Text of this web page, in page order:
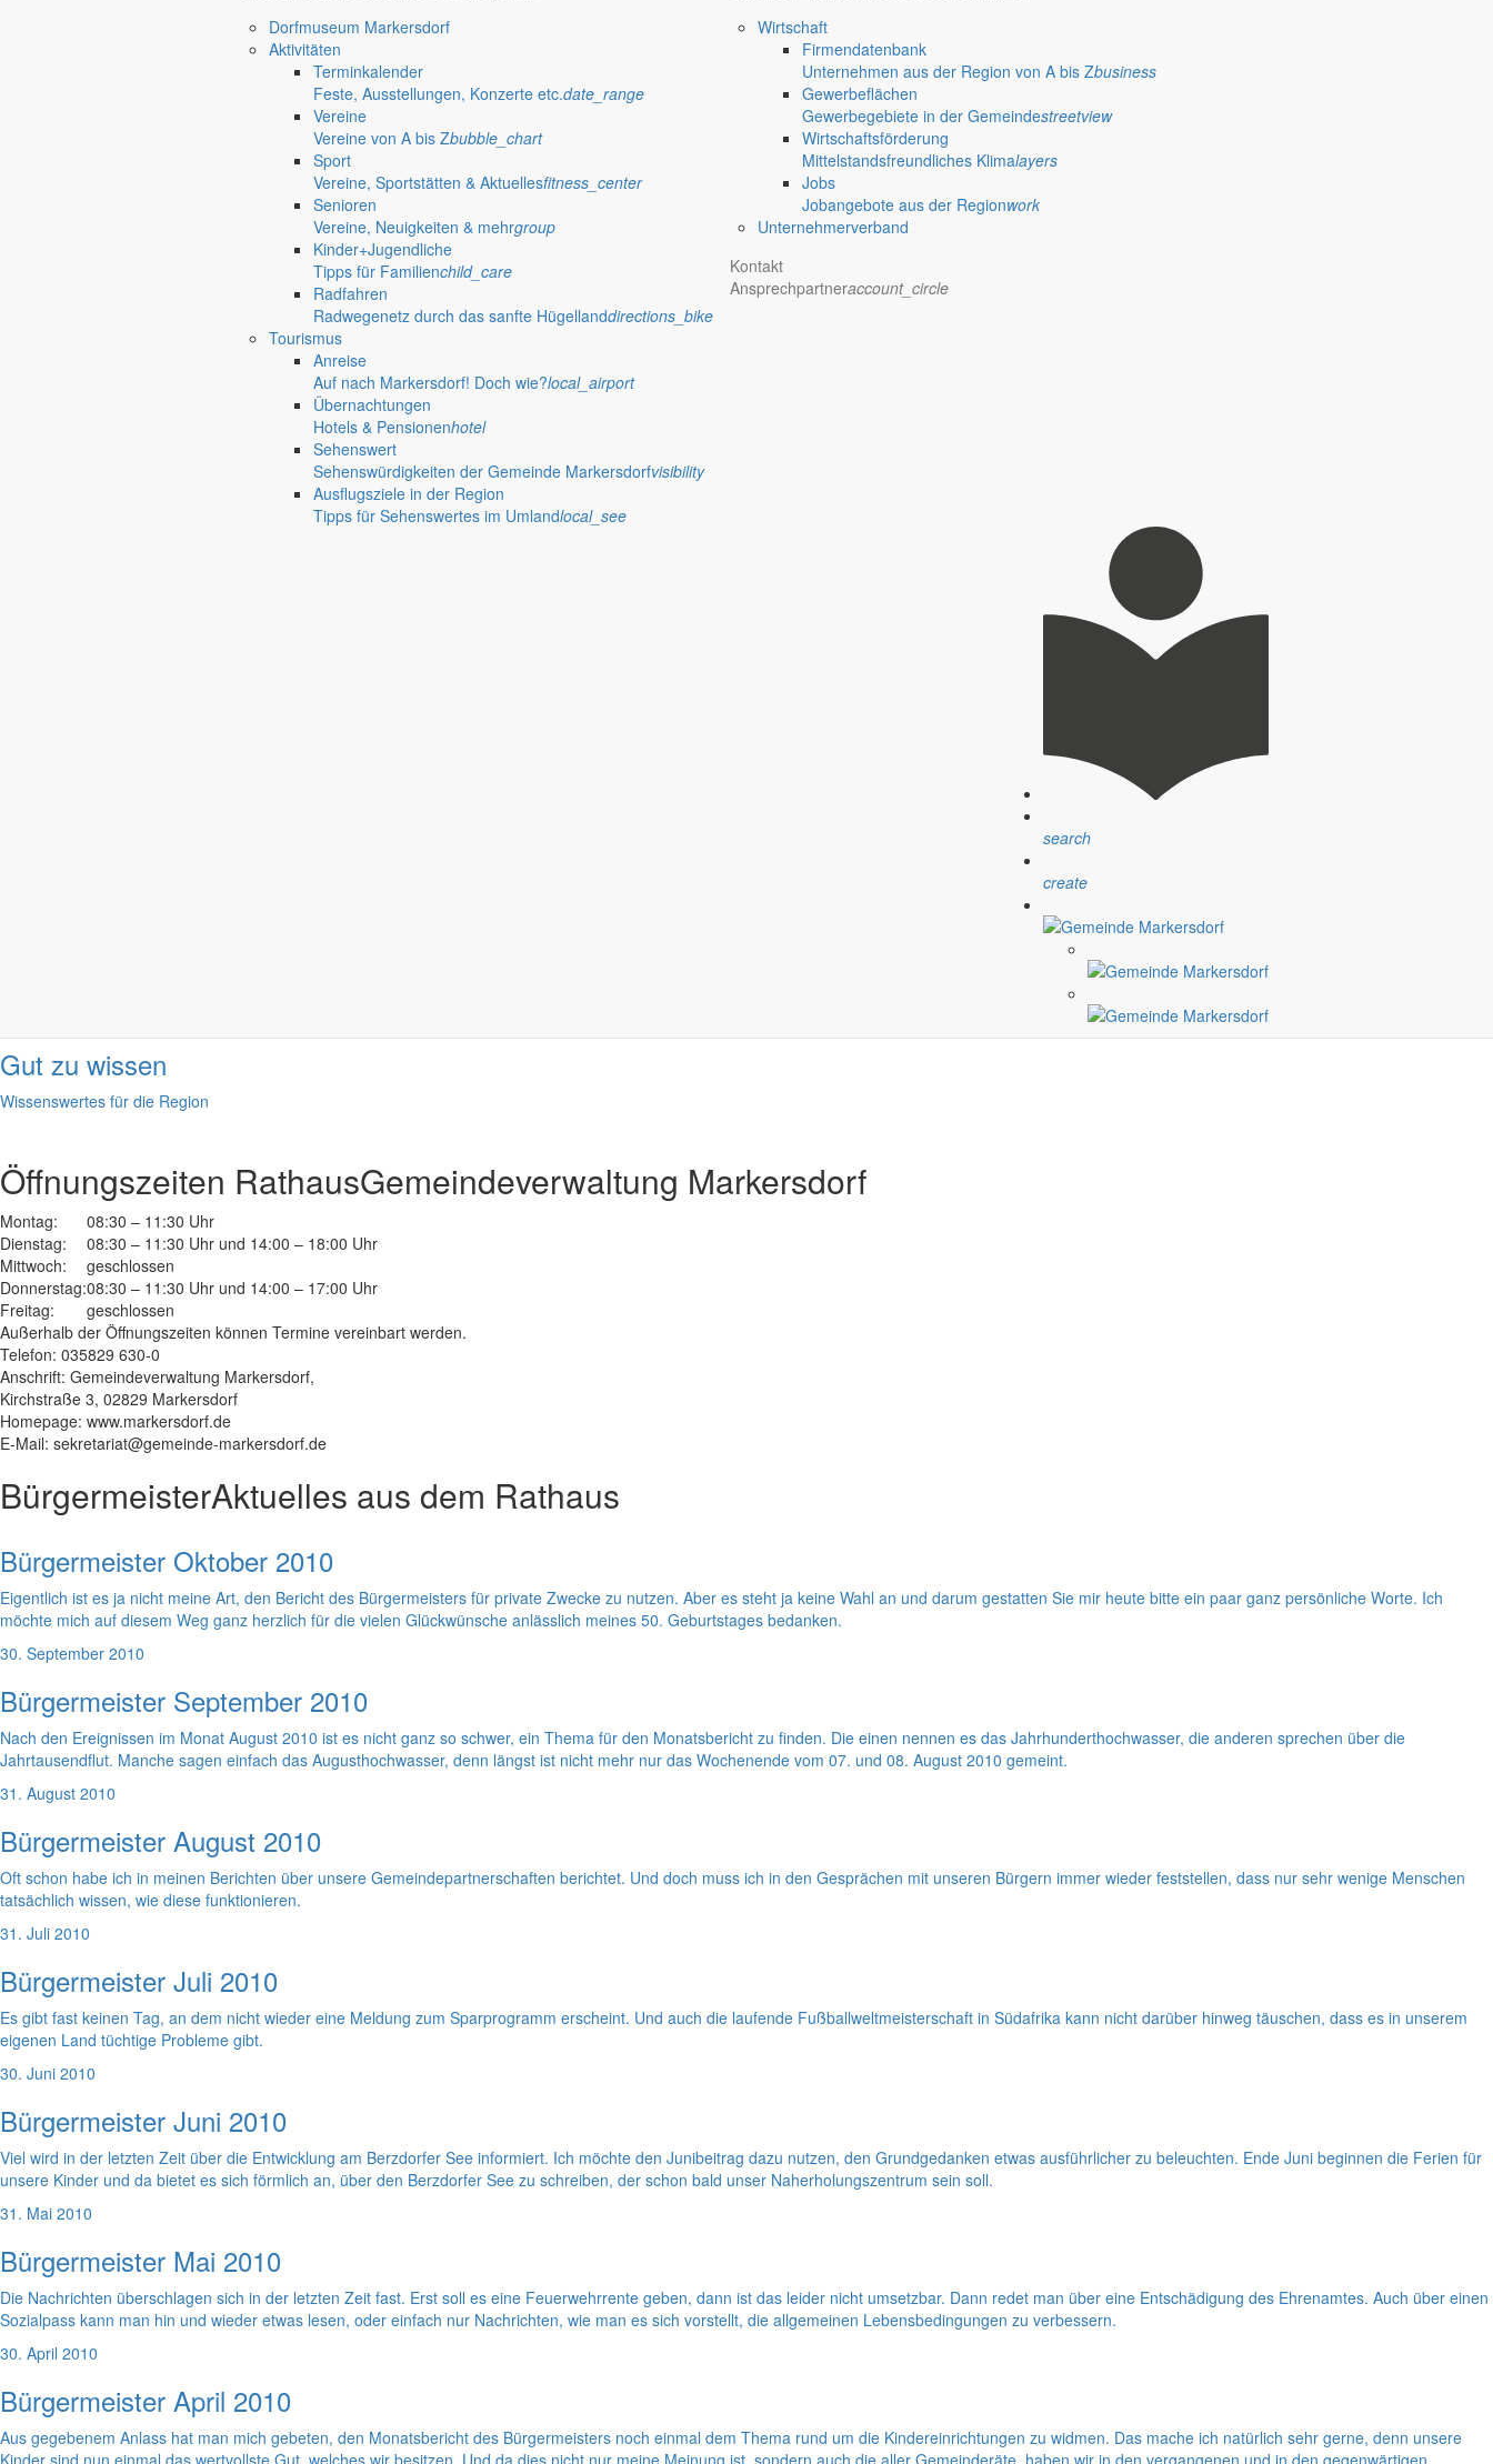
Dorfmuseum Markersdorf
Aktivitäten
Terminkalender
Feste, Ausstellungen, Konzerte etc.date_range
Vereine
Vereine von A bis Zbubble_chart
Sport
Vereine, Sportstätten & Aktuellesfitness_center
Senioren
Vereine, Neuigkeiten & mehrgroup
Kinder+Jugendliche
Tipps für Familienchild_care
Radfahren
Radwegenetz durch das sanfte Hügellanddirections_bike
Tourismus
Anreise
Auf nach Markersdorf! Doch wie?local_airport
Übernachtungen
Hotels & Pensionenhotel
Sehenswert
Sehenswürdigkeiten der Gemeinde Markersdorfvisibility
Ausflugsziele in der Region
Tipps für Sehenswertes im Umlandlocal_see
Wirtschaft
Firmendatenbank
Unternehmen aus der Region von A bis Zbusiness
Gewerbeflächen
Gewerbegebiete in der Gemeindestreetview
Wirtschaftsförderung
Mittelstandsfreundliches Klimalayers
Jobs
Jobangebote aus der Regionwork
Unternehmerverband
Kontakt
Ansprechpartneraccount_circle
search
create
Jauernick-Buschbach
Früher musste man wegen jeder Angelegenheit “uff de Gemeende”, heute stellt das Rathaus Markersdorf viele Informationen online bereit. Ansprechpartner, Öffnungszeiten und Informationen zu
Satzungen
Verfahrensvorschriften und Gebühren
Gut zu wissen
Wissenswertes für die Region
Öffnungszeiten RathausGemeindeverwaltung Markersdorf
Montag:
08:30 – 11:30 Uhr
Dienstag:
08:30 – 11:30 Uhr und 14:00 – 18:00 Uhr
Mittwoch:
geschlossen
Donnerstag:08:30 – 11:30 Uhr und 14:00 – 17:00 Uhr
Freitag:
geschlossen
Außerhalb der Öffnungszeiten können Termine vereinbart werden.
Telefon: 035829 630-0
Anschrift: Gemeindeverwaltung Markersdorf,
Kirchstraße 3, 02829 Markersdorf
Homepage: www.markersdorf.de
E-Mail: sekretariat@gemeinde-markersdorf.de
BürgermeisterAktuelles aus dem Rathaus
Bürgermeister Oktober 2010
Eigentlich ist es ja nicht meine Art, den Bericht des Bürgermeisters für private Zwecke zu nutzen. Aber es steht ja keine Wahl an und darum gestatten Sie mir heute bitte ein paar ganz persönliche Worte. Ich
möchte mich auf diesem Weg ganz herzlich für die vielen Glückwünsche anlässlich meines 50. Geburtstages bedanken.
30. September 2010
Bürgermeister September 2010
Nach den Ereignissen im Monat August 2010 ist es nicht ganz so schwer, ein Thema für den Monatsbericht zu finden. Die einen nennen es das Jahrhunderthochwasser, die anderen sprechen über die
Jahrtausendflut. Manche sagen einfach das Augusthochwasser, denn längst ist nicht mehr nur das Wochenende vom 07. und 08. August 2010 gemeint.
31. August 2010
Bürgermeister August 2010
Oft schon habe ich in meinen Berichten über unsere Gemeindepartnerschaften berichtet. Und doch muss ich in den Gesprächen mit unseren Bürgern immer wieder feststellen, dass nur sehr wenige Menschen
tatsächlich wissen, wie diese funktionieren.
31. Juli 2010
Bürgermeister Juli 2010
Es gibt fast keinen Tag, an dem nicht wieder eine Meldung zum Sparprogramm erscheint. Und auch die laufende Fußballweltmeisterschaft in Südafrika kann nicht darüber hinweg täuschen, dass es in unserem
eigenen Land tüchtige Probleme gibt.
30. Juni 2010
Bürgermeister Juni 2010
Viel wird in der letzten Zeit über die Entwicklung am Berzdorfer See informiert. Ich möchte den Junibeitrag dazu nutzen, den Grundgedanken etwas ausführlicher zu beleuchten. Ende Juni beginnen die Ferien für
unsere Kinder und da bietet es sich förmlich an, über den Berzdorfer See zu schreiben, der schon bald unser Naherholungszentrum sein soll.
31. Mai 2010
Bürgermeister Mai 2010
Die Nachrichten überschlagen sich in der letzten Zeit fast. Erst soll es eine Feuerwehrrente geben, dann ist das leider nicht umsetzbar. Dann redet man über eine Entschädigung des Ehrenamtes. Auch über einen
Sozialpass kann man hin und wieder etwas lesen, oder einfach nur Nachrichten, wie man es sich vorstellt, die allgemeinen Lebensbedingungen zu verbessern.
30. April 2010
Bürgermeister April 2010
Aus gegebenem Anlass hat man mich gebeten, den Monatsbericht des Bürgermeisters noch einmal dem Thema rund um die Kindereinrichtungen zu widmen. Das mache ich natürlich sehr gerne, denn unsere